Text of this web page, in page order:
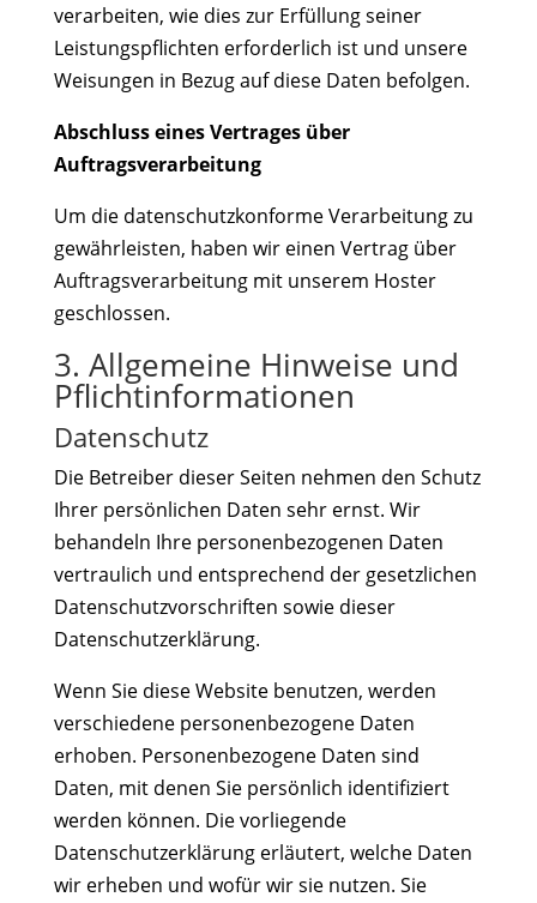
verarbeiten, wie dies zur Erfüllung seiner
Leistungspflichten erforderlich ist und unsere
Weisungen in Bezug auf diese Daten befolgen.
Abschluss eines Vertrages über
Auftragsverarbeitung
Um die datenschutzkonforme Verarbeitung zu
gewährleisten, haben wir einen Vertrag über
Auftragsverarbeitung mit unserem Hoster
geschlossen.
3. Allgemeine Hinweise und
Pflichtinformationen
Datenschutz
Die Betreiber dieser Seiten nehmen den Schutz
Ihrer persönlichen Daten sehr ernst. Wir
behandeln Ihre personenbezogenen Daten
vertraulich und entsprechend der gesetzlichen
Datenschutzvorschriften sowie dieser
Datenschutzerklärung.
Wenn Sie diese Website benutzen, werden
verschiedene personenbezogene Daten
erhoben. Personenbezogene Daten sind
Daten, mit denen Sie persönlich identifiziert
werden können. Die vorliegende
Datenschutzerklärung erläutert, welche Daten
wir erheben und wofür wir sie nutzen. Sie